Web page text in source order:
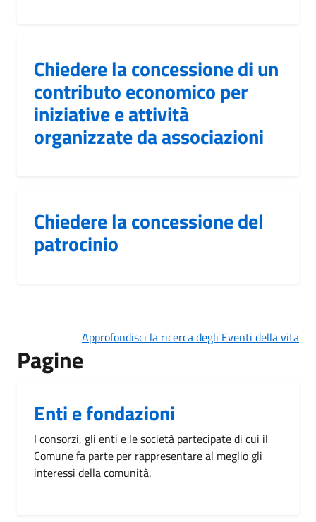
Chiedere la concessione di un
contributo economico per
iniziative e attività
organizzate da associazioni
Chiedere la concessione del
patrocinio
Approfondisci la ricerca degli Eventi della vita
Pagine
Enti e fondazioni
I consorzi, gli enti e le società partecipate di cui il
Comune fa parte per rappresentare al meglio gli
interessi della comunità.